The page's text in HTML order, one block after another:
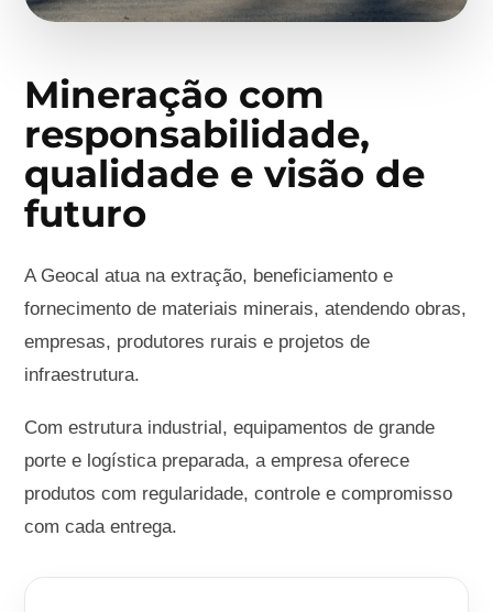
Mineração com
responsabilidade,
qualidade e visão de
futuro
A Geocal atua na extração, beneficiamento e
fornecimento de materiais minerais, atendendo obras,
empresas, produtores rurais e projetos de
infraestrutura.
Com estrutura industrial, equipamentos de grande
porte e logística preparada, a empresa oferece
produtos com regularidade, controle e compromisso
com cada entrega.